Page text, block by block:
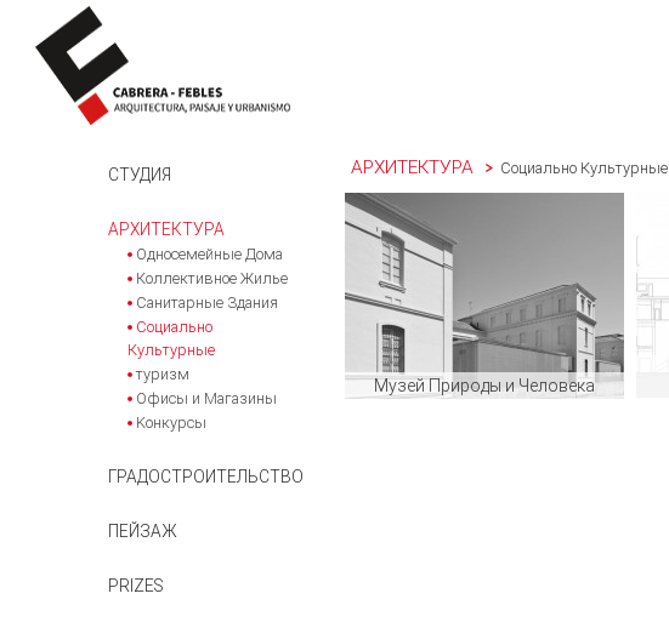
SKIP TO CONTENT
СТУДИЯ
АРХИТЕКТУРА
Односемейные Дома
Коллективное Жилье
Санитарные Здания
Социально
Культурные
туризм
Офисы и Магазины
Kонкурсы
ГРАДОСТРОИТЕЛЬСТВО
ПЕЙЗАЖ
PRIZES
АРХИТЕКТУРА Социально Культурные
Музей Природы и Человека